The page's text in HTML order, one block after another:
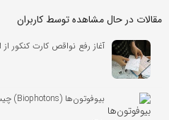
مقالات در حال مشاهده توسط کاربران
آغاز رفع نواقص کارت کنکور از
بیوفوتون‌ها (Biophotons) چیست ؟